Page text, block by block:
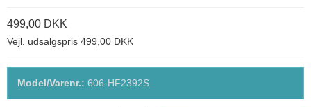
499,00 DKK
Vejl. udsalgspris 499,00 DKK
Model/Varenr.: 606-HF2392S